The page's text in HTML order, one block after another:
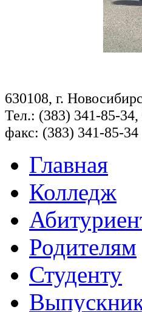
630108, г.
Тел.: (383) 341-85-34,
факс: (383) 341-85-34
Главная
Колледж
Родителям
Студенту